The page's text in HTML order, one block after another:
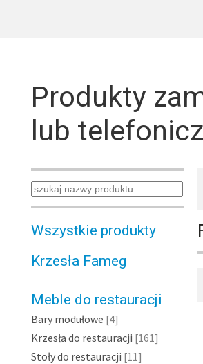
Produkty
lub
Wszystkie produkty
Krzesła Fameg
Meble do restauracji
Bary modułowe [4]
Krzesła do restauracji [161]
Stoły do restauracji [11]